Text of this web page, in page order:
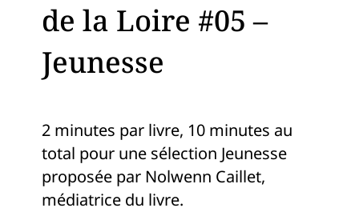
de la Loire #05 –
Jeunesse
2 minutes par livre, 10 minutes au
total pour une sélection Jeunesse
proposée par Nolwenn Caillet,
médiatrice du livre.